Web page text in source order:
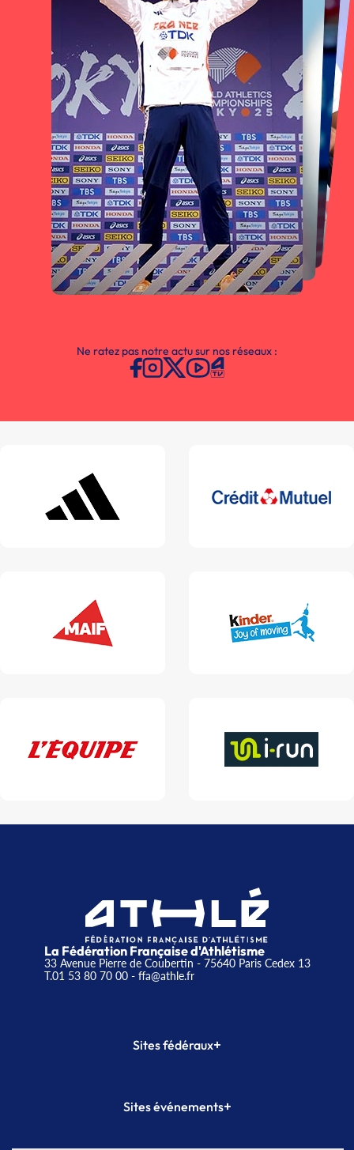
Ne ratez pas notre actu sur nos réseaux :
La Fédération Française d'Athlétisme
33 Avenue Pierre de Coubertin - 75640 Paris Cedex 13
T.01 53 80 70 00- ffa@athle.fr
Sites fédéraux+
Plateforme Formation
Sites événements+